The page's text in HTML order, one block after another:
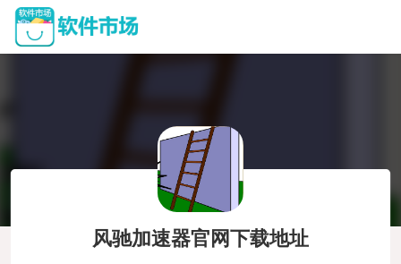
风驰加速器官网下载地址